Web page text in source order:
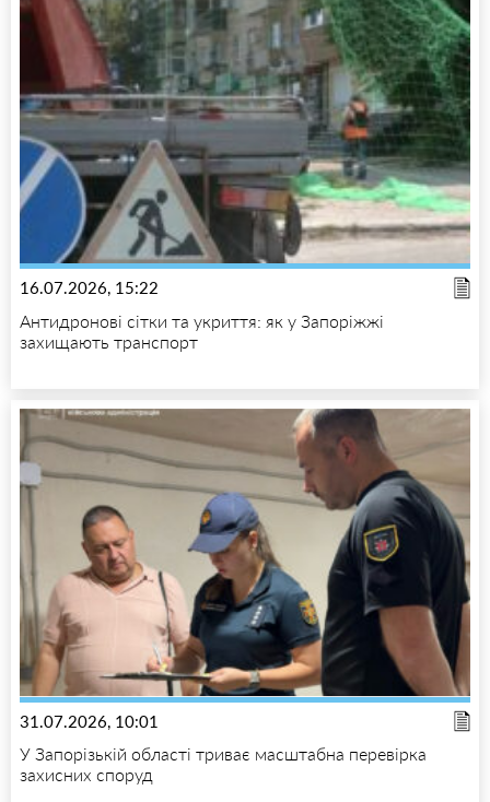
16.07.2026, 15:22
Антидронові сітки та укриття: як у Запоріжжі
захищають транспорт
31.07.2026, 10:01
У Запорізькій області триває масштабна перевірка
захисних споруд